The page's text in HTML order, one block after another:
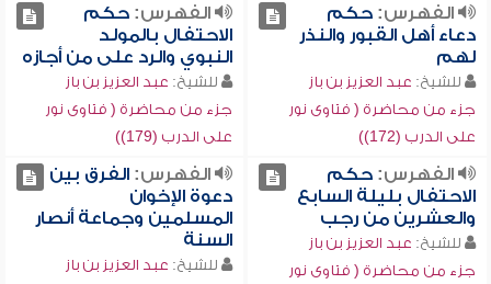
الفهرس:حكم
دعاء أهل القبور والنذر
لهم
للشيخ: عبد العزيز بن باز
جزء من محاضرة ( فتاوى نور
على الدرب (172))
الفهرس:حكم
الاحتفال بالمولد
النبوي والرد على من أجازه
للشيخ: عبد العزيز بن باز
جزء من محاضرة ( فتاوى نور
على الدرب (179))
الفهرس:حكم
الاحتفال بليلة السابع
والعشرين من رجب
للشيخ: عبد العزيز بن باز
جزء من محاضرة ( فتاوى نور
الفهرس:الفرق بين
دعوة الإخوان
المسلمين وجماعة أنصار
السنة
للشيخ: عبد العزيز بن باز